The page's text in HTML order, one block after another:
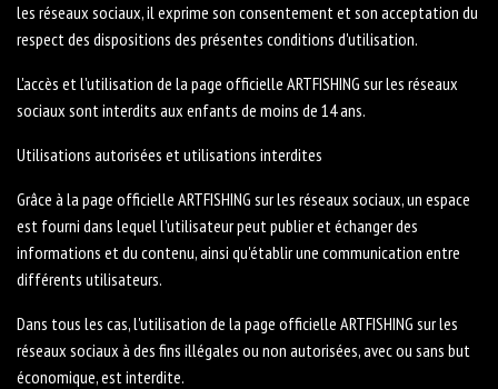
les réseaux sociaux, il exprime son consentement et son acceptation du
respect des dispositions des présentes conditions d'utilisation.
L'accès et l'utilisation de la page officielle ARTFISHING sur les réseaux
sociaux sont interdits aux enfants de moins de 14 ans.
Utilisations autorisées et utilisations interdites
Grâce à la page officielle ARTFISHING sur les réseaux sociaux, un espace
est fourni dans lequel l'utilisateur peut publier et échanger des
informations et du contenu, ainsi qu'établir une communication entre
différents utilisateurs.
Dans tous les cas, l'utilisation de la page officielle ARTFISHING sur les
réseaux sociaux à des fins illégales ou non autorisées, avec ou sans but
économique, est interdite.